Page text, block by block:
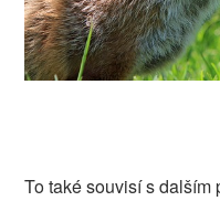
To také souvisí s dalším